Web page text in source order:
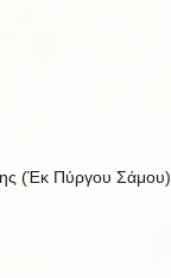
(Έκ Πύργου Σάμου)